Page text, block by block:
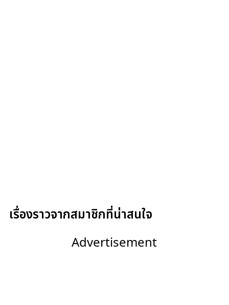
เรื่องราวจากสมาชิกที่น่าสนใจ
Advertisement